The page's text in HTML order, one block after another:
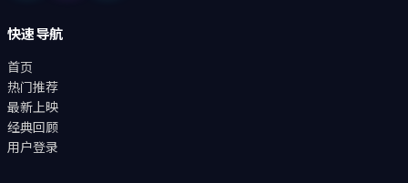
快速导航
首页
热门推荐
最新上映
经典回顾
用户登录